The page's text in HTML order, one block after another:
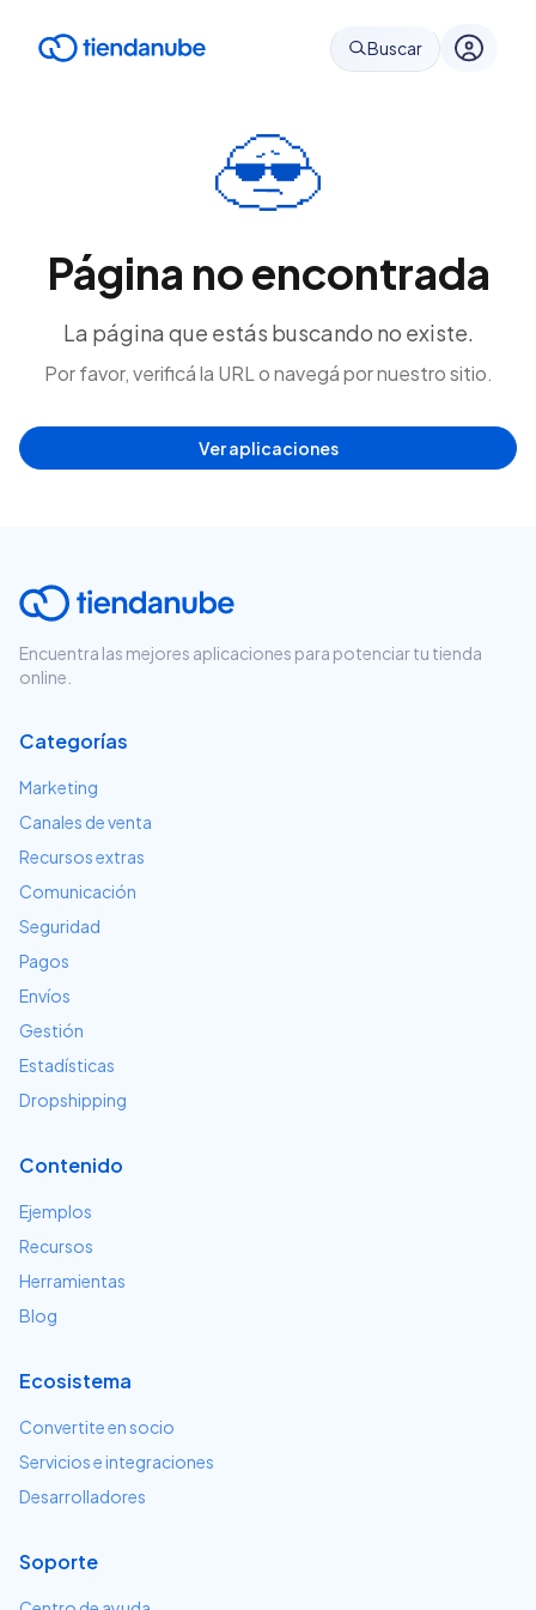
Buscar
Página no encontrada
La página que estás buscando no existe.
Por favor, verificá la URL o navegá por nuestro sitio.
Ver aplicaciones
Encuentra las mejores aplicaciones para potenciar tu tienda
online.
Categorías
Marketing
Canales de venta
Recursos extras
Comunicación
Seguridad
Pagos
Envíos
Gestión
Estadísticas
Dropshipping
Contenido
Ejemplos
Recursos
Herramientas
Blog
Ecosistema
Convertite en socio
Servicios e integraciones
Desarrolladores
Soporte